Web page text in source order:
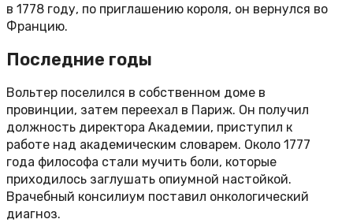
в 1778 году, по приглашению короля, он вернулся во
Францию.
Последние годы
Вольтер поселился в собственном доме в
провинции, затем переехал в Париж. Он получил
должность директора Академии, приступил к
работе над академическим словарем. Около 1777
года философа стали мучить боли, которые
приходилось заглушать опиумной настойкой.
Врачебный консилиум поставил онкологический
диагноз.